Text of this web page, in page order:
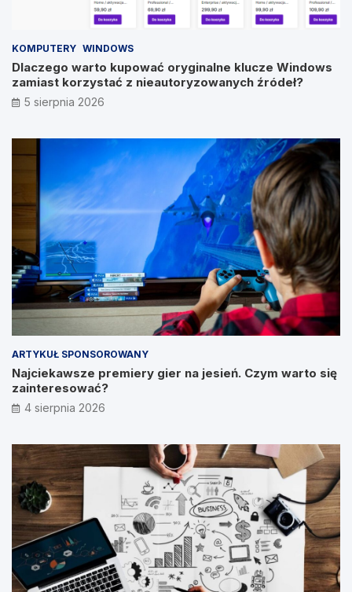
KOMPUTERY WINDOWS
Dlaczego warto kupować oryginalne klucze Windows
zamiast korzystać z nieautoryzowanych źródeł?
5 sierpnia 2026
ARTYKUŁ SPONSOROWANY
Najciekawsze premiery gier na jesień. Czym warto się
zainteresować?
4 sierpnia 2026